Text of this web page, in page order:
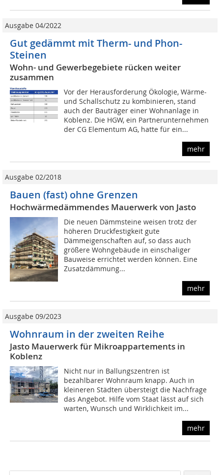
Ausgabe 04/2022
Gut gedämmt mit Therm- und Phon-
Steinen
Wohn- und Gewerbegebiete rücken weiter
zusammen
Vor der Herausforderung Ökologie, Wärme-
und Schallschutz zu kombinieren, stand
auch der Bauträger einer Wohnanlage in
Koblenz. Die HGW, ein Partnerunternehmen
der CG Elementum AG, hatte für ein...
mehr
Ausgabe 02/2018
Bauen (fast) ohne Grenzen
Hochwärmedämmendes Mauerwerk von Jasto
Die neuen Dämmsteine weisen trotz der
höheren Druckfestigkeit gute
Dämmeigenschaften auf, so dass auch
größere Wohngebäude in einschaliger
Bauweise errichtet werden können. Eine
Zusatzdämmung...
mehr
Ausgabe 09/2023
Wohnraum in der zweiten Reihe
Jasto Mauerwerk für Mikroappartements in
Koblenz
Nicht nur in Ballungszentren ist
bezahlbarer Wohnraum knapp. Auch in
kleineren Städten übersteigt die Nachfrage
das Angebot. Hilfe vom Staat lässt auf sich
warten, Wunsch und Wirklichkeit im...
mehr